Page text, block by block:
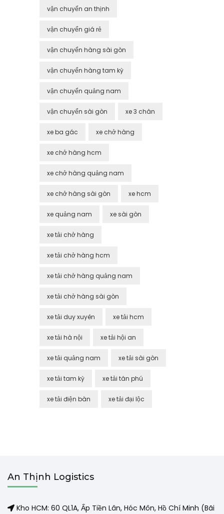
vận chuyển an thịnh
vận chuyển giá rẻ
vận chuyển hàng sài gòn
vận chuyển hàng tam kỳ
vận chuyển quảng nam
vận chuyển sài gòn xe 3 chân
xe ba gác xe chở hàng
xe chở hàng hcm
xe chở hàng quảng nam
xe chở hàng sài gòn xe hcm
xe quảng nam xe sài gòn
xe tải chở hàng
xe tải chở hàng hcm
xe tải chở hàng quảng nam
xe tải chở hàng sài gòn
xe tải duy xuyên xe tải hcm
xe tải hà nội xe tải hội an
xe tải quảng nam xe tải sài gòn
xe tải tam kỳ xe tải tân phú
xe tải điện bàn xe tải đại lộc
An Thịnh Logistics
Kho HCM: 60 QL1A, Ấp Tiền Lân, Hóc Môn, Hồ Chí Minh (Bãi